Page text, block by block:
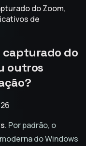
do Zoom,
de
capturado do
outros
. Por padrão, o
do Windows